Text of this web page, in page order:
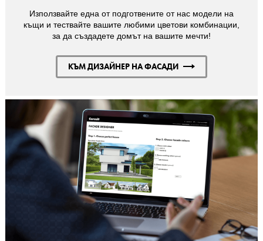
Използвайте една от подготвените от нас модели на
къщи и тествайте вашите любими цветови комбинации,
за да създадете домът на вашите мечти!
КЪМ ДИЗАЙНЕР НА ФАСАДИ